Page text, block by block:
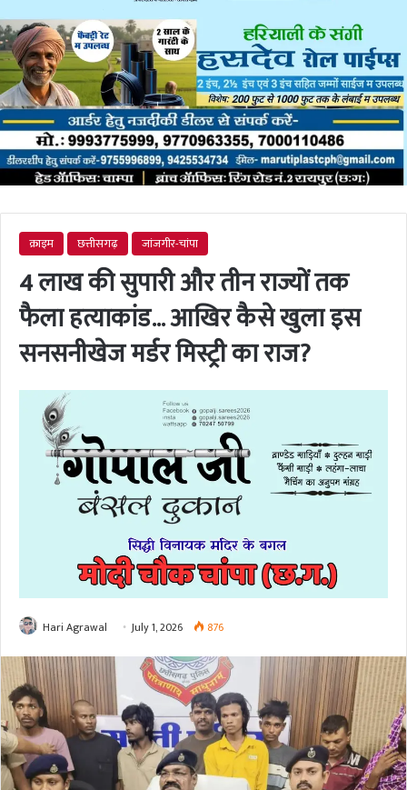
क्राइम छत्तीसगढ़ जांजगीर-चांपा
4 लाख की सुपारी और तीन राज्यों तक
फैला हत्याकांड… आखिर कैसे खुला इस
सनसनीखेज मर्डर मिस्ट्री का राज?
Hari Agrawal July 1, 2026 876